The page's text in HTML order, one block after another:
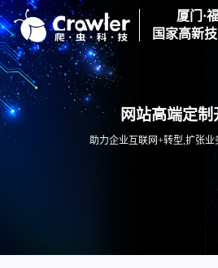
厦门·
国家高新
网站高端定制
助力企业互联网+转型,扩张业